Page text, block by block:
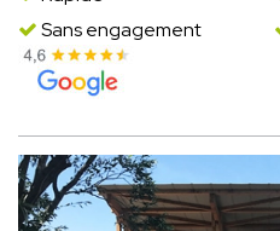
Sans engagement